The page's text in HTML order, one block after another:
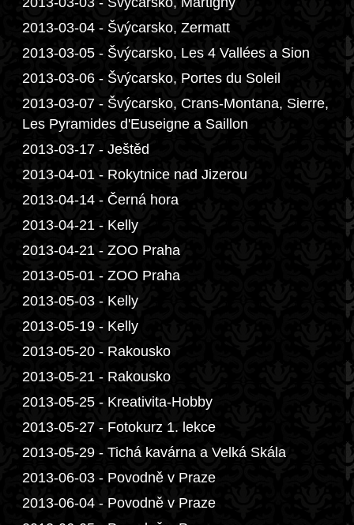
2013-03-04 - Švýcarsko, Zermatt
2013-03-05 - Švýcarsko, Les 4 Vallées a Sion
2013-03-06 - Švýcarsko, Portes du Soleil
2013-03-07 - Švýcarsko, Crans-Montana, Sierre,
Les Pyramides d'Euseigne a Saillon
2013-03-17 - Ještěd
2013-04-01 - Rokytnice nad Jizerou
2013-04-14 - Černá hora
2013-04-21 - Kelly
2013-04-21 - ZOO Praha
2013-05-01 - ZOO Praha
2013-05-03 - Kelly
2013-05-19 - Kelly
2013-05-20 - Rakousko
2013-05-21 - Rakousko
2013-05-25 - Kreativita-Hobby
2013-05-27 - Fotokurz 1. lekce
2013-05-29 - Tichá kavárna a Velká Skála
2013-06-03 - Povodně v Praze
2013-06-04 - Povodně v Praze